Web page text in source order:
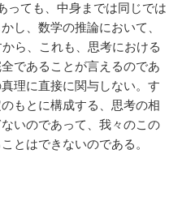
っても、中身までは同じでは
し、数学の推論において、
ら、これも、思考における
であることが言えるのであ
理に直接に関与しない。す
もとに構成する、思考の相
いのであって、我々のこの
とはできないのである。